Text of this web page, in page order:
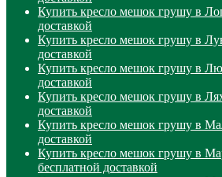
Купить кресло мешок грушу в
доставкой
Купить кресло мешок грушу в
доставкой
Купить кресло мешок грушу в
доставкой
Купить кресло мешок грушу в
доставкой
Купить кресло мешок грушу в
доставкой
Купить кресло мешок грушу в
бесплатной доставкой